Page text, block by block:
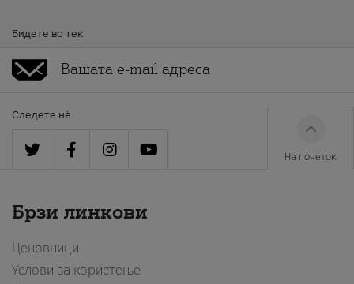
Бидете во тек
Следете нè
На почеток
Брзи линкови
Ценовници
Услови за користење